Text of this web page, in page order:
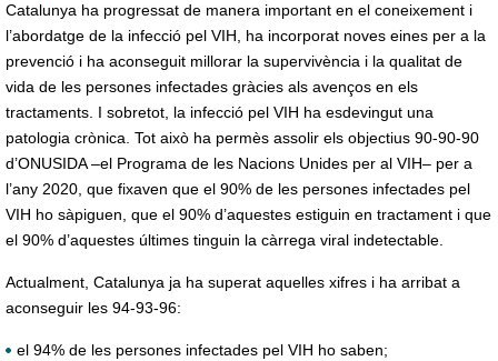
Catalunya ha progressat de manera important en el coneixement i
l’abordatge de la infecció pel VIH, ha incorporat noves eines per a la
prevenció i ha aconseguit millorar la supervivència i la qualitat de
vida de les persones infectades gràcies als avenços en els
tractaments. I sobretot, la infecció pel VIH ha esdevingut una
patologia crònica. Tot això ha permès assolir els objectius 90-90-90
d’ONUSIDA –el Programa de les Nacions Unides per al VIH– per a
l’any 2020, que fixaven que el 90% de les persones infectades pel
VIH ho sàpiguen, que el 90% d’aquestes estiguin en tractament i que
el 90% d’aquestes últimes tinguin la càrrega viral indetectable.
Actualment, Catalunya ja ha superat aquelles xifres i ha arribat a
aconseguir les 94-93-96:
el 94% de les persones infectades pel VIH ho saben;